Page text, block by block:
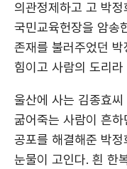
의관정제하고 고 박
국민교육헌장을 암송
존재를 불러주었던
힘이고 사람의 도리라
울산에 사는 김종효
굶어죽는 사람이 흔
공포를 해결해준 박
눈물이 고인다. 흰 한